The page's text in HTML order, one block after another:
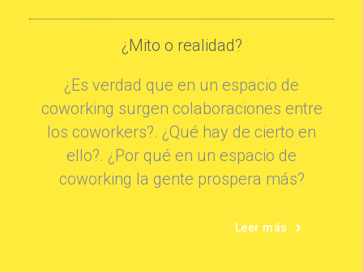
¿Mito o realidad?
¿Es verdad que en un espacio de
coworking surgen colaboraciones entre
los coworkers?. ¿Qué hay de cierto en
ello?. ¿Por qué en un espacio de
coworking la gente prospera más?
Leer más